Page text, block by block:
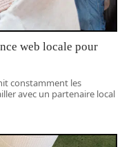
web locale pour
constamment les
avec un partenaire local